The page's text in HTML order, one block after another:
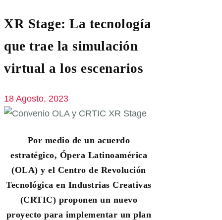
XR Stage: La tecnología
que trae la simulación
virtual a los escenarios
18 Agosto, 2023
Por medio de un acuerdo
estratégico, Ópera Latinoamérica
(OLA) y el Centro de Revolución
Tecnológica en Industrias Creativas
(CRTIC) proponen un nuevo
proyecto para implementar un plan